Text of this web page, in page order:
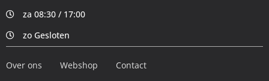
za 08:30 / 17:00
zo Gesloten
Over ons Webshop Contact